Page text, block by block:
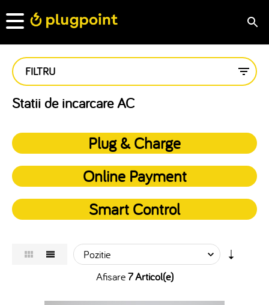
FILTRU
Statii de incarcare AC
Plug & Charge
Online Payment
Smart Control
Afisare7 Articol(e)